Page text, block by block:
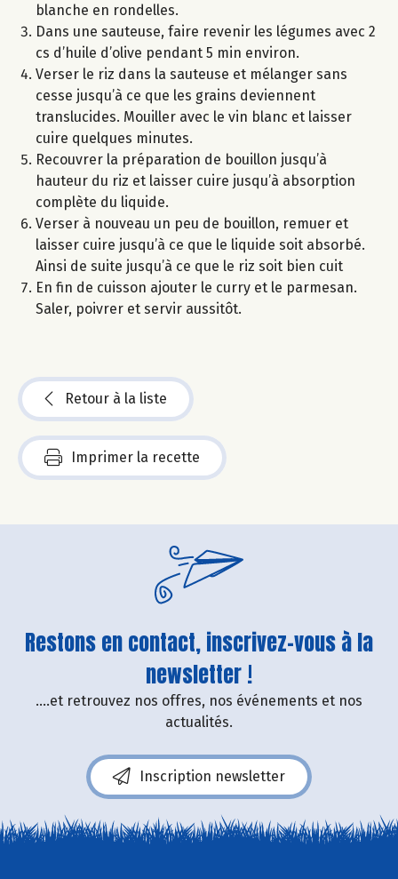
blanche en rondelles.
Dans une sauteuse, faire revenir les légumes avec 2
cs d’huile d’olive pendant 5 min environ.
Verser le riz dans la sauteuse et mélanger sans
cesse jusqu’à ce que les grains deviennent
translucides. Mouiller avec le vin blanc et laisser
cuire quelques minutes.
Recouvrer la préparation de bouillon jusqu’à
hauteur du riz et laisser cuire jusqu’à absorption
complète du liquide.
Verser à nouveau un peu de bouillon, remuer et
laisser cuire jusqu’à ce que le liquide soit absorbé.
Ainsi de suite jusqu’à ce que le riz soit bien cuit
En fin de cuisson ajouter le curry et le parmesan.
Saler, poivrer et servir aussitôt.
Retour à la liste
Imprimer la recette
Restons en contact, inscrivez-vous à la
newsletter !
....et retrouvez nos offres, nos événements et nos
actualités.
Inscription newsletter